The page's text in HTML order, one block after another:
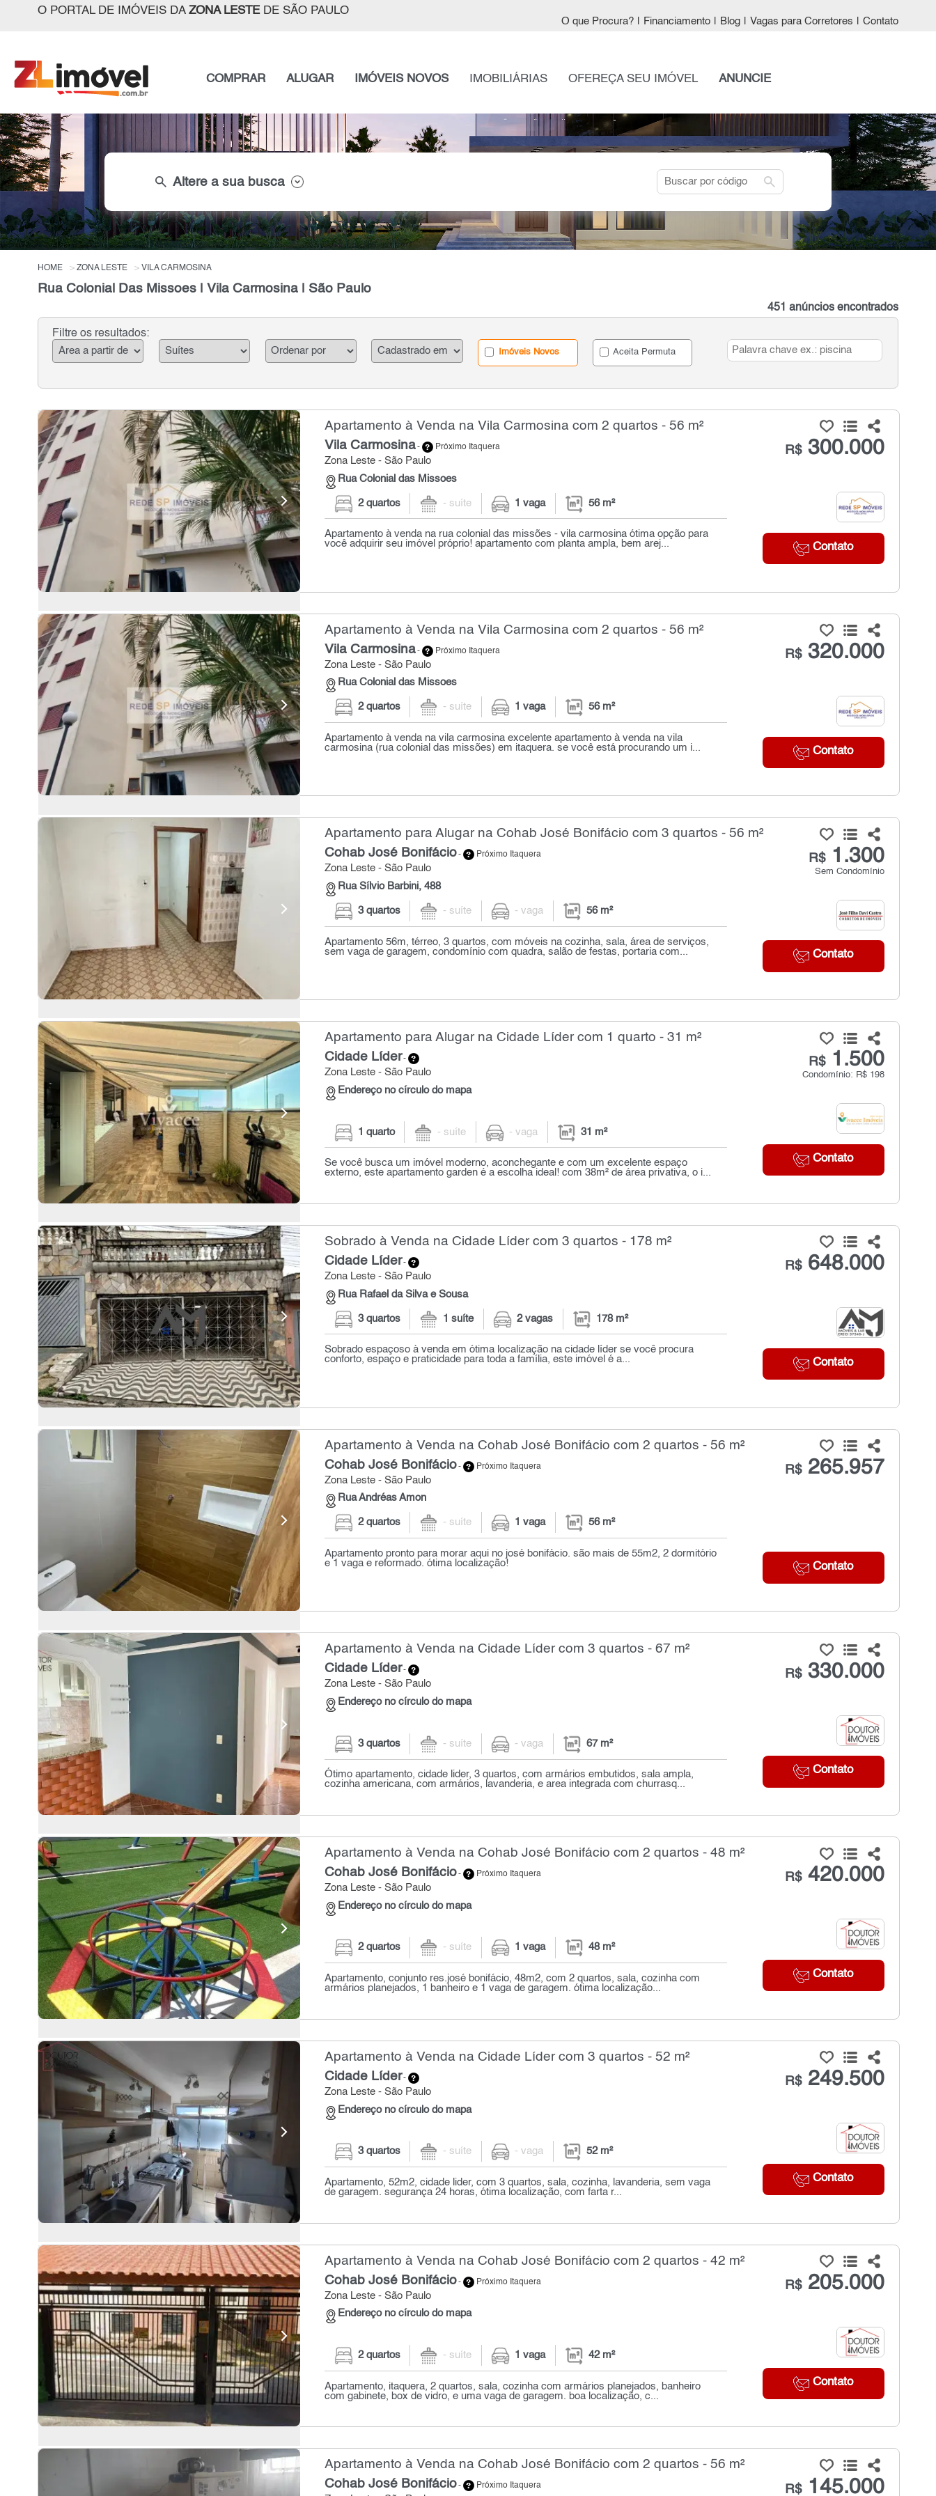
O PORTAL DE IMÓVEIS DA ZONA LESTEDE SÃO PAULO
O que Procura? Financiamento Blog Vagas para Corretores Contato
COMPRAR ALUGAR IMÓVEIS NOVOS IMOBILIÁRIAS OFEREÇA SEU IMÓVEL ANUNCIE
search Altere a sua busca search
HOME ZONA LESTE VILA CARMOSINA
Rua Colonial Das Missoes | Vila Carmosina | São Paulo
451 anúncios encontrados
Filtre os resultados:
Imóveis Novos Aceita Permuta
Apartamento à Venda na Vila Carmosina com 2 quartos - 56 m²
Vila Carmosina- Próximo Itaquera
Zona Leste - São Paulo
Rua Colonial das Missoes
R$300.000
Contato
2 quartos - suíte 1 vaga 56 m²
Apartamento à venda na rua colonial das missões - vila carmosina ótima opção para
você adquirir seu imóvel próprio! apartamento com planta ampla, bem arej...
Apartamento à Venda na Vila Carmosina com 2 quartos - 56 m²
Vila Carmosina- Próximo Itaquera
Zona Leste - São Paulo
Rua Colonial das Missoes
R$320.000
Contato
2 quartos - suíte 1 vaga 56 m²
Apartamento à venda na vila carmosina excelente apartamento à venda na vila
carmosina (rua colonial das missões) em itaquera. se você está procurando um i...
Apartamento para Alugar na Cohab José Bonifácio com 3 quartos - 56 m²
Cohab José Bonifácio- Próximo Itaquera
Zona Leste - São Paulo
Rua Sílvio Barbini, 488
R$1.300
Sem Condomínio
Contato
3 quartos - suíte - vaga 56 m²
Apartamento 56m, térreo, 3 quartos, com móveis na cozinha, sala, área de serviços,
sem vaga de garagem, condomínio com quadra, salão de festas, portaria com...
Apartamento para Alugar na Cidade Líder com 1 quarto - 31 m²
Cidade Líder-
Zona Leste - São Paulo
Endereço no círculo do mapa
R$1.500
Condomínio: R$ 198
Contato
1 quarto - suíte - vaga 31 m²
Se você busca um imóvel moderno, aconchegante e com um excelente espaço
externo, este apartamento garden é a escolha ideal! com 38m² de área privativa, o i...
Sobrado à Venda na Cidade Líder com 3 quartos - 178 m²
Cidade Líder-
Zona Leste - São Paulo
Rua Rafael da Silva e Sousa
R$648.000
Contato
3 quartos 1 suíte 2 vagas 178 m²
Sobrado espaçoso à venda em ótima localização na cidade líder se você procura
conforto, espaço e praticidade para toda a família, este imóvel é a...
Apartamento à Venda na Cohab José Bonifácio com 2 quartos - 56 m²
Cohab José Bonifácio- Próximo Itaquera
Zona Leste - São Paulo
Rua Andréas Amon
R$265.957
Contato
2 quartos - suíte 1 vaga 56 m²
Apartamento pronto para morar aqui no josé bonifácio. são mais de 55m2, 2 dormitório
e 1 vaga e reformado. ótima localização!
Apartamento à Venda na Cidade Líder com 3 quartos - 67 m²
Cidade Líder-
Zona Leste - São Paulo
Endereço no círculo do mapa
R$330.000
Contato
3 quartos - suíte - vaga 67 m²
Ótimo apartamento, cidade lider, 3 quartos, com armários embutidos, sala ampla,
cozinha americana, com armários, lavanderia, e area integrada com churrasq...
Apartamento à Venda na Cohab José Bonifácio com 2 quartos - 48 m²
Cohab José Bonifácio- Próximo Itaquera
Zona Leste - São Paulo
Endereço no círculo do mapa
R$420.000
Contato
2 quartos - suíte 1 vaga 48 m²
Apartamento, conjunto res.josé bonifácio, 48m2, com 2 quartos, sala, cozinha com
armários planejados, 1 banheiro e 1 vaga de garagem. ótima localização...
Apartamento à Venda na Cidade Líder com 3 quartos - 52 m²
Cidade Líder-
Zona Leste - São Paulo
Endereço no círculo do mapa
R$249.500
Contato
3 quartos - suíte - vaga 52 m²
Apartamento, 52m2, cidade lider, com 3 quartos, sala, cozinha, lavanderia, sem vaga
de garagem. segurança 24 horas, ótima localização, com farta r...
Apartamento à Venda na Cohab José Bonifácio com 2 quartos - 42 m²
Cohab José Bonifácio- Próximo Itaquera
Zona Leste - São Paulo
Endereço no círculo do mapa
R$205.000
Contato
2 quartos - suíte 1 vaga 42 m²
Apartamento, itaquera, 2 quartos, sala, cozinha com armários planejados, banheiro
com gabinete, box de vidro, e uma vaga de garagem. boa localização, c...
Apartamento à Venda na Cohab José Bonifácio com 2 quartos - 56 m²
Cohab José Bonifácio- Próximo Itaquera R$145.000